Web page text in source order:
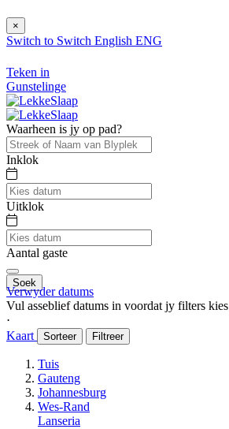
×
Switch to Switch English ENG
Teken in
Gunstelinge
Waarheen is jy op pad?
Inklok
Uitklok
Aantal gaste
Soek
Verwyder datums
Vul asseblief datums in voordat jy filters kies
⋅
Kaart
Sorteer Filtreer
Tuis
Gauteng
Johannesburg
Wes-Rand
Lanseria